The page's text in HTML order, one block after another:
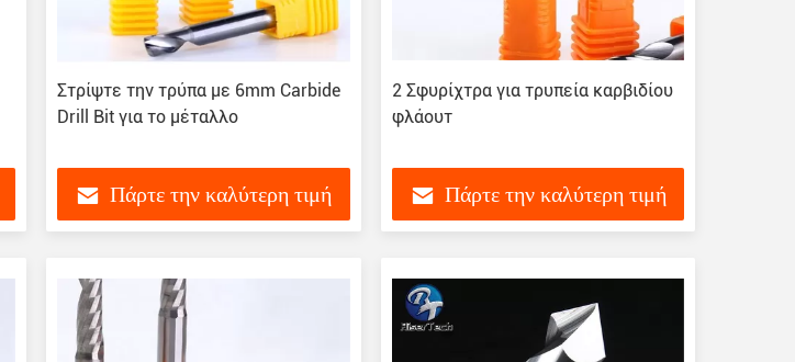
Στρίψτε την τρύπα με 6mm Carbide
Drill Bit για το μέταλλο
Πάρτε την καλύτερη τιμή
2 Σφυρίχτρα για τρυπεία καρβιδίου
φλάουτ
Πάρτε την καλύτερη τιμή